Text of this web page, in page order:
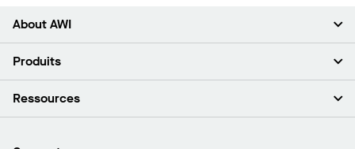
About AWI
À propos de nous
Espace presse
Produits
Plafonds
Ressources
Trouver un distributeur